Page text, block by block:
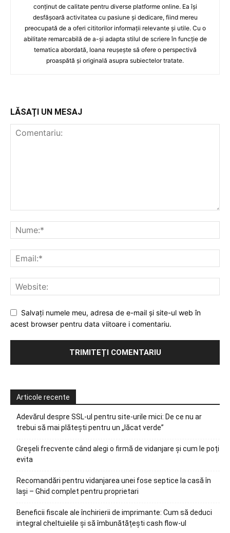
conținut de calitate pentru diverse platforme online. Ea își
desfășoară activitatea cu pasiune și dedicare, fiind mereu
preocupată de a oferi cititorilor informații relevante și utile. Cu o
abilitate remarcabilă de a-și adapta stilul de scriere în funcție de
tematica abordată, Ioana reușește să ofere o perspectivă
proaspătă și originală asupra subiectelor tratate.
LĂSAȚI UN MESAJ
Salvați numele meu, adresa de e-mail și site-ul web în
acest browser pentru data viitoare i comentariu.
Articole recente
Adevărul despre SSL-ul pentru site-urile mici: De ce nu ar
trebui să mai plătești pentru un „lăcat verde”
Greșeli frecvente când alegi o firmă de vidanjare și cum le poți
evita
Recomandări pentru vidanjarea unei fose septice la casă în
Iași – Ghid complet pentru proprietari
Beneficii fiscale ale închirierii de imprimante: Cum să deduci
integral cheltuielile și să îmbunătățești cash flow-ul